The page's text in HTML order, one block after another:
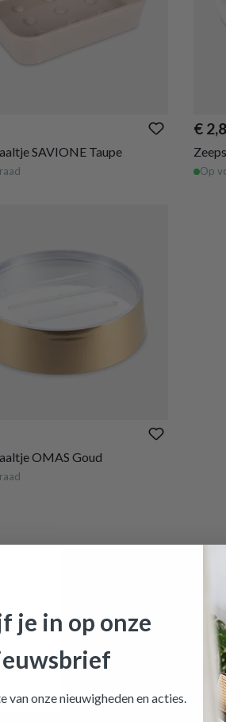
SAVIONE Taupe
€
Op
OMAS Goud
je in op onze
van onze nieuwigheden enacties.